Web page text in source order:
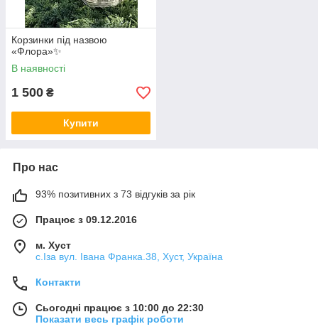
Корзинки під назвою
«Флора»✨
В наявності
1 500 ₴
Купити
Про нас
93% позитивних з 73 відгуків за рік
Працює з 09.12.2016
м. Хуст
с.Іза вул. Івана Франка.38, Хуст, Україна
Контакти
Сьогодні працює з 10:00 до 22:30
Показати весь графік роботи